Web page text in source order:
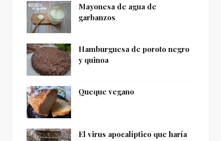
Mayonesa de agua de
garbanzos
Hamburguesa de poroto negro
y quinoa
Queque vegano
El virus apocalíptico que haría